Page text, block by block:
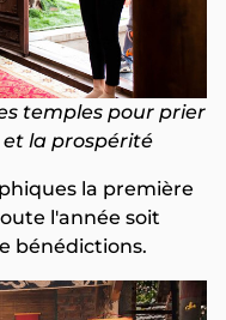
temples pour prier
la prospérité
la première
l'année soit
bénédictions.